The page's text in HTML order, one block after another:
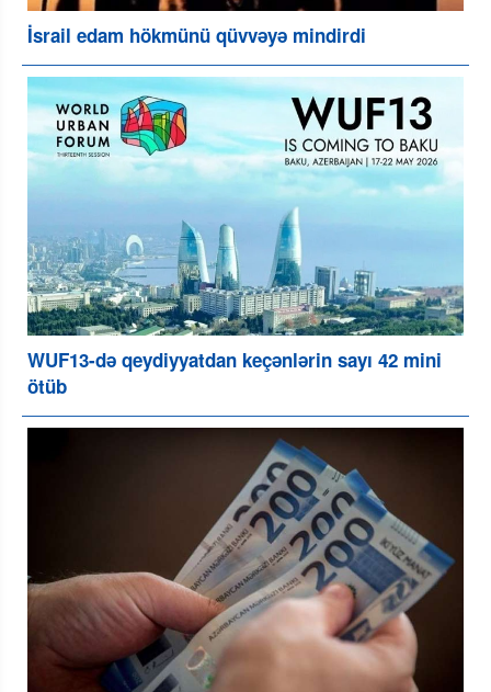
İsrail edam hökmünü qüvvəyə mindirdi
WUF13-də qeydiyyatdan keçənlərin sayı 42 mini
ötüb